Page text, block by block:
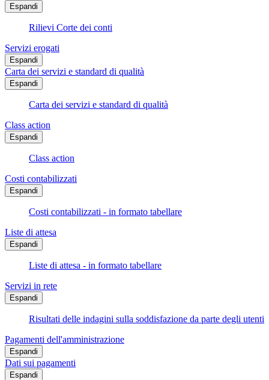
Espandi
Rilievi Corte dei conti
Servizi erogati
Espandi
Carta dei servizi e standard di qualità
Espandi
Carta dei servizi e standard di qualità
Class action
Espandi
Class action
Costi contabilizzati
Espandi
Costi contabilizzati - in formato tabellare
Liste di attesa
Espandi
Liste di attesa - in formato tabellare
Servizi in rete
Espandi
Risultati delle indagini sulla soddisfazione da parte degli utenti
Pagamenti dell'amministrazione
Espandi
Dati sui pagamenti
Espandi